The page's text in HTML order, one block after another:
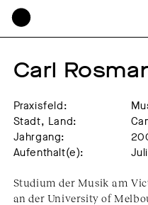
Carl
Praxisfeld:
Stadt, Land:
Jahrgang:
Aufenthalt(e):
Studium der Musik am
an der University of